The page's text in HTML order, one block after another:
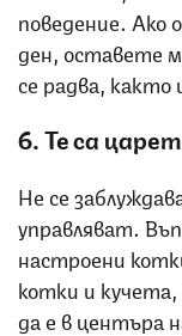
поведение. Ако
ден, оставете
се радва, както
6. Те са
Не се
управляват.
настроени
котки и
да е в центъра